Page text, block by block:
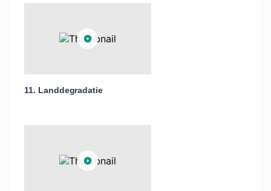
11. Landdegradatie